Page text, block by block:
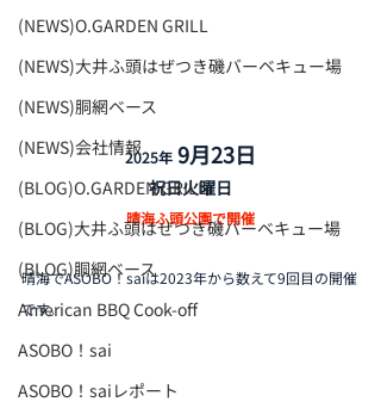
(NEWS)O.GARDEN GRILL
(NEWS)大井ふ頭はぜつき磯バーベキュー場
(NEWS)胴網ベース
(NEWS)会社情報
(BLOG)O.GARDEN GRILL
(BLOG)大井ふ頭はぜつき磯バーベキュー場
(BLOG)胴網ベース
American BBQ Cook-off
ASOBO！sai
ASOBO！saiレポート
2025年 9月23日
祝日火曜日
晴海ふ頭公園で開催
晴海でASOBO！saiは2023年から数えて9回目の開催
です。